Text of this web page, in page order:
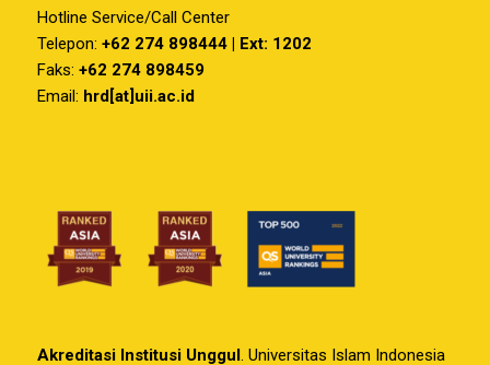
Hotline Service/Call Center
Telepon: +62 274 898444 | Ext: 1202
Faks: +62 274 898459
Email: hrd[at]uii.ac.id
Akreditasi Institusi Unggul. Universitas Islam Indonesia